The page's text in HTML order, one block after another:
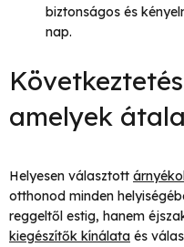
biztonságos és
nap.
amelyek
Helyesen választott
otthonod minden
reggeltől estig, hanem
kiegészítők kínálata és